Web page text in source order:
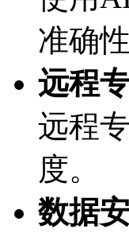
准确性
远程专
远程
度。
数据安